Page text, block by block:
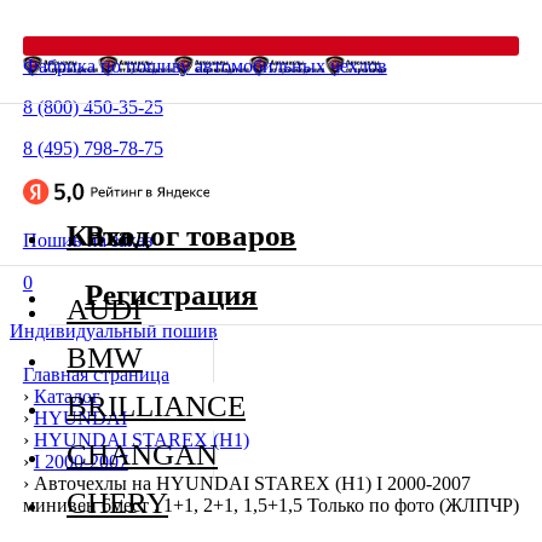
Фабрика по пошиву автомобильных чехлов
8 (800) 450-35-25
8 (495) 798-78-75
Пошив на заказ
0
Индивидуальный пошив
Главная страница
› Каталог
› HYUNDAI
› HYUNDAI STAREX (H1)
› I 2000-2007
› Авточехлы на HYUNDAI STAREX (H1) I 2000-2007
минивен 6мест . 1+1, 2+1, 1,5+1,5 Только по фото (ЖЛПЧР)
Каталог товаров
AUDI
BMW
BRILLIANCE
CHANGAN
CHERY
Вход
Регистрация